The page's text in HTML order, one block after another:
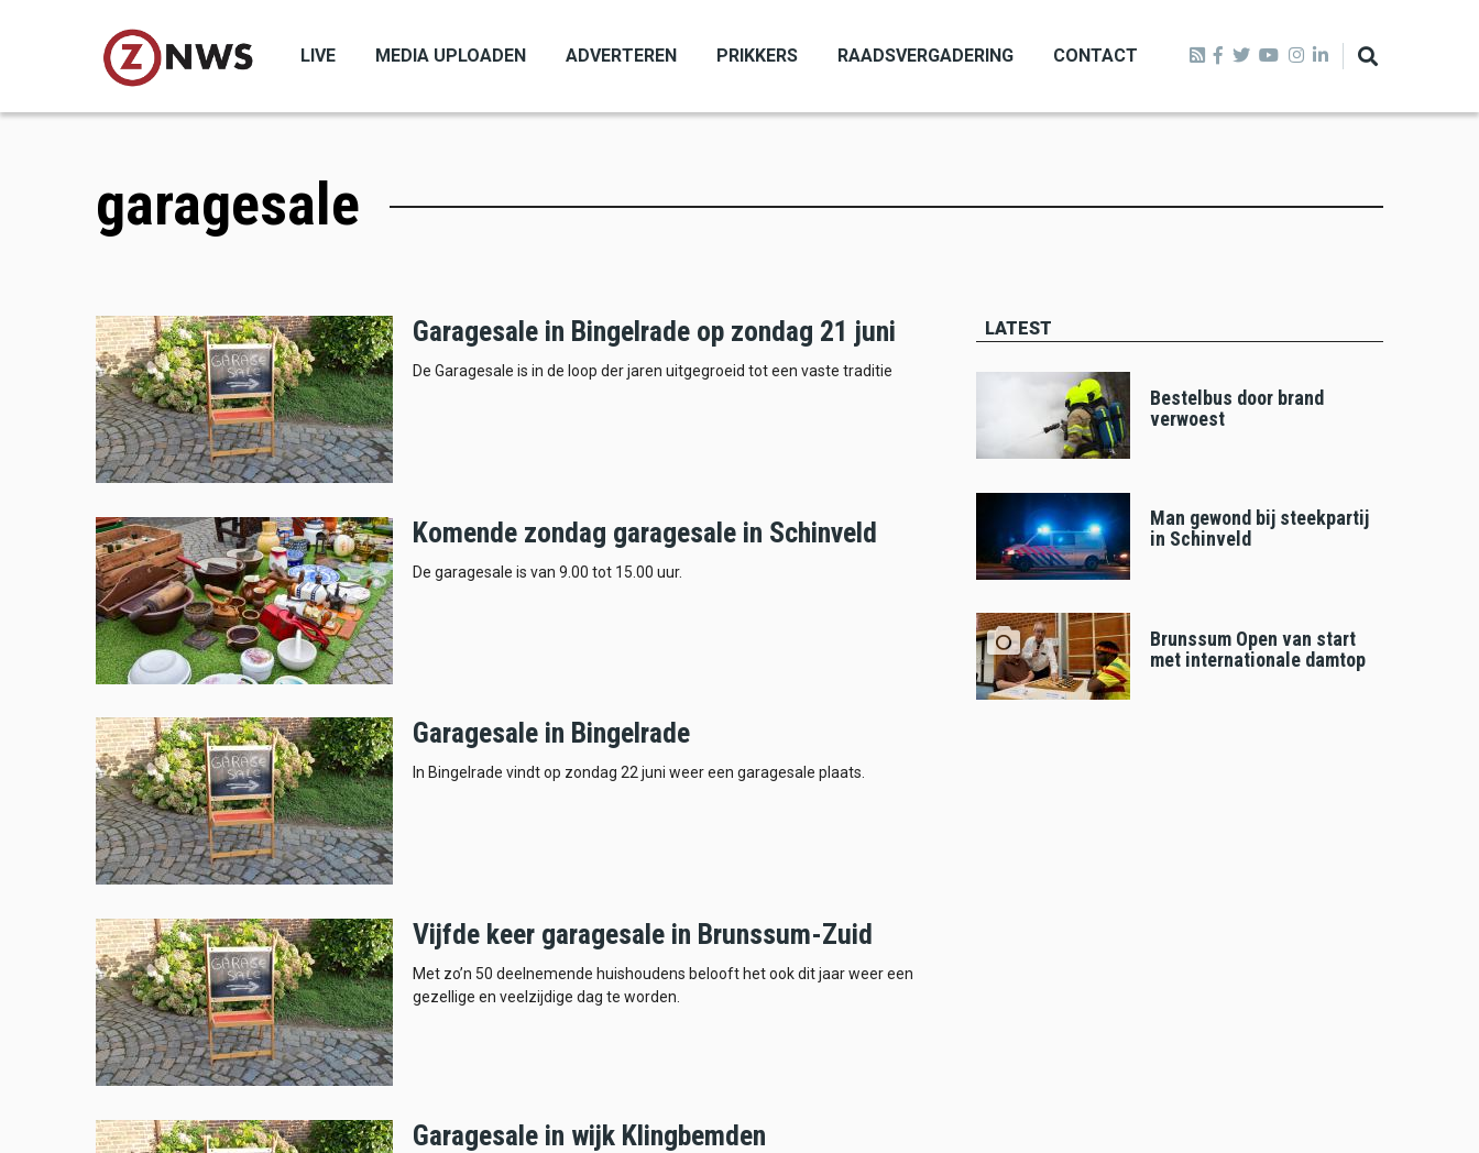
LIVE MEDIA UPLOADEN ADVERTEREN PRIKKERS RAADSVERGADERING CONTACT
garagesale
Garagesale in Bingelrade op zondag 21 juni
De Garagesale is in de loop der jaren uitgegroeid tot een vaste traditie
Komende zondag garagesale in Schinveld
De garagesale is van 9.00 tot 15.00 uur.
Garagesale in Bingelrade
In Bingelrade vindt op zondag 22 juni weer een garagesale plaats.
Vijfde keer garagesale in Brunssum-Zuid
Met zo’n 50 deelnemende huishoudens belooft het ook dit jaar weer een
gezellige en veelzijdige dag te worden.
Garagesale in wijk Klingbemden
LATEST
Bestelbus door brand
verwoest
Man gewond bij steekpartij
in Schinveld
Brunssum Open van start
met internationale damtop